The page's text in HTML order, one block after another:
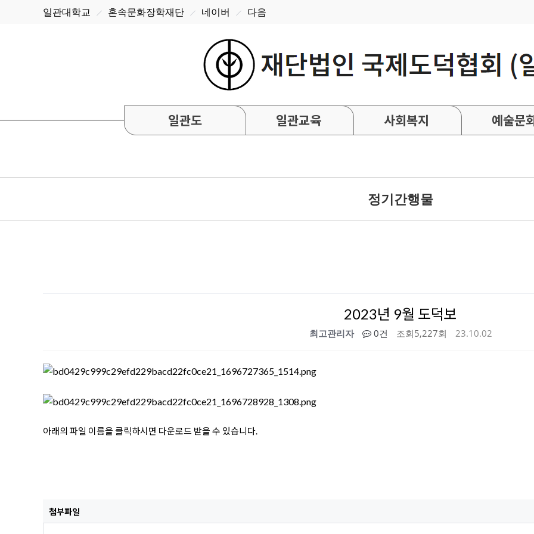
일관대학교 혼속문화장학재단 네이버 다음
일관도 일관교육 사회복지 예술문
정기간행물
2023년 9월 도덕보
최고관리자 0건 조회5,227회 23.10.02
아래의 파일 이름을 클릭하시면 다운로드 받을 수 있습니다.
첨부파일